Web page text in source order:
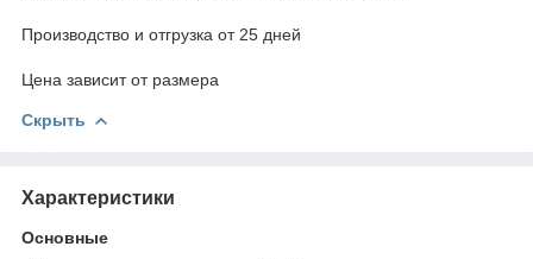
Производство и отгрузка от 25 дней
Цена зависит от размера
Скрыть
Характеристики
Основные